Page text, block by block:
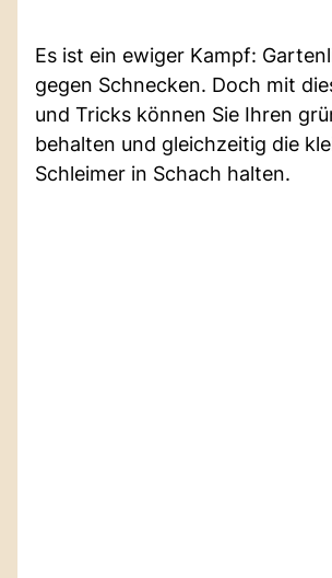
Es ist ein ewiger Kampf:
gegen Schnecken. Doch mit
und Tricks können Sie Ihren
behalten und gleichzeitig die
Schleimer in Schach halten.